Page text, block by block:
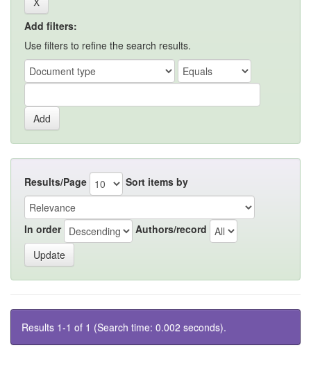
Add filters:
Use filters to refine the search results.
Results/Page Sort items by
In order Authors/record
Results 1-1 of 1 (Search time: 0.002 seconds).